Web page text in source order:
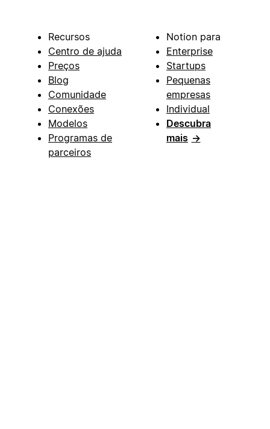
Recursos
Centro de ajuda
Preços
Blog
Comunidade
Conexões
Modelos
Programas de
parceiros
Notion para
Enterprise
Startups
Pequenas
empresas
Individual
Descubra
mais →